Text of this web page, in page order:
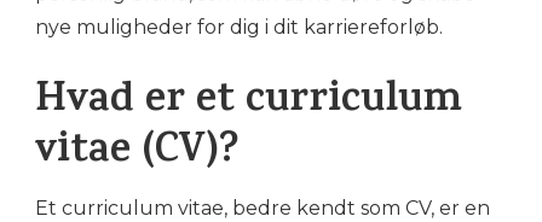
nye muligheder for dig i dit karriereforløb.
Hvad er et curriculum
vitae (CV)?
Et curriculum vitae, bedre kendt som CV, er en